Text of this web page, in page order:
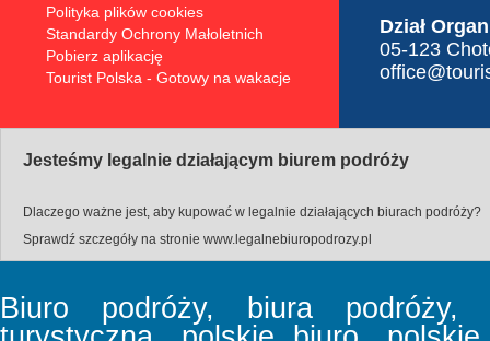
Polityka plików cookies
Standardy Ochrony Małoletnich
Pobierz aplikację
Tourist Polska - Gotowy na wakacje
Dział
05-123
Jesteśmy legalnie działającym biurem podróży
Dlaczego ważne jest, aby kupować w legalnie działających biurach podróży?
Sprawdź szczegóły na stronie www.legalnebiuropodrozy.pl
Biuro podróży, biura podróży,